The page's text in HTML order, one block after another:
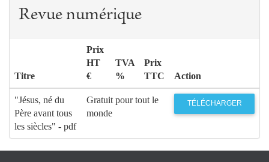
Revue numérique
Titre
Prix
HT
€
TVA
%
Prix
TTC
Action
"Jésus, né du
Père avant tous
les siècles" - pdf
Gratuit pour tout le
monde
TÉLÉCHARGER